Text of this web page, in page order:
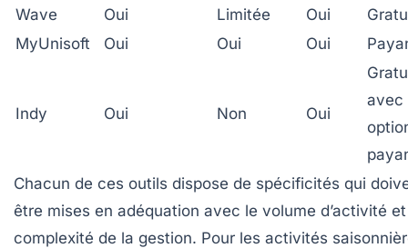
Wave
Oui Limitée Oui
MyUnisoft
Oui Oui Oui
Indy Oui Non Oui
avec
Chacun de ces outils dispose de spécificités qui
être mises en adéquation avec le volume d’activité
complexité de la gestion. Pour les activités